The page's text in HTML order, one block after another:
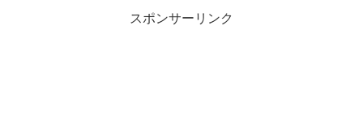
スポンサーリンク